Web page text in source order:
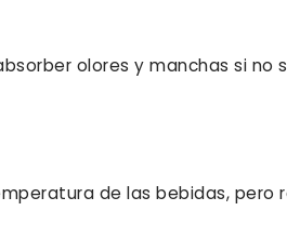
olores y manchas si no
de las bebidas, pero